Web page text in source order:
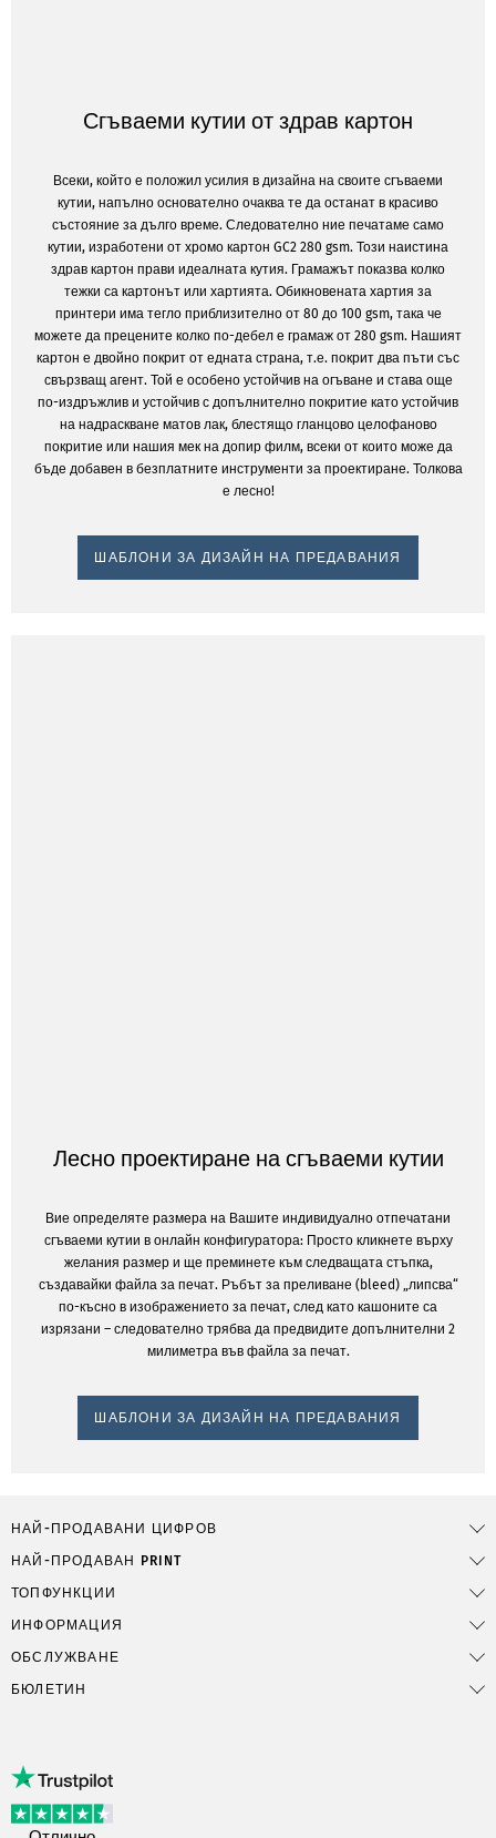
Сгъваеми кутии от здрав картон
Всеки, който е положил усилия в дизайна на своите сгъваеми
кутии, напълно основателно очаква те да останат в красиво
състояние за дълго време. Следователно ние печатаме само
кутии, изработени от хромо картон GC2 280 gsm. Този наистина
здрав картон прави идеалната кутия. Грамажът показва колко
тежки са картонът или хартията. Обикновената хартия за
принтери има тегло приблизително от 80 до 100 gsm, така че
можете да прецените колко по-дебел е грамаж от 280 gsm. Нашият
картон е двойно покрит от едната страна, т.е. покрит два пъти със
свързващ агент. Той е особено устойчив на огъване и става още
по-издръжлив и устойчив с допълнително покритие като устойчив
на надраскване матов лак, блестящо гланцово целофаново
покритие или нашия мек на допир филм, всеки от които може да
бъде добавен в безплатните инструменти за проектиране. Толкова
е лесно!
ШАБЛОНИ ЗА ДИЗАЙН НА ПРЕДАВАНИЯ
Лесно проектиране на сгъваеми кутии
Вие определяте размера на Вашите индивидуално отпечатани
сгъваеми кутии в онлайн конфигуратора: Просто кликнете върху
желания размер и ще преминете към следващата стъпка,
създавайки файла за печат. Ръбът за преливане (bleed) „липсва“
по-късно в изображението за печат, след като кашоните са
изрязани – следователно трябва да предвидите допълнителни 2
милиметра във файла за печат.
ШАБЛОНИ ЗА ДИЗАЙН НА ПРЕДАВАНИЯ
НАЙ-ПРОДАВАНИ ЦИФРОВ
НАЙ-ПРОДАВАН PRINT
ТОПФУНКЦИИ
ИНФОРМАЦИЯ
ОБСЛУЖВАНЕ
БЮЛЕТИН